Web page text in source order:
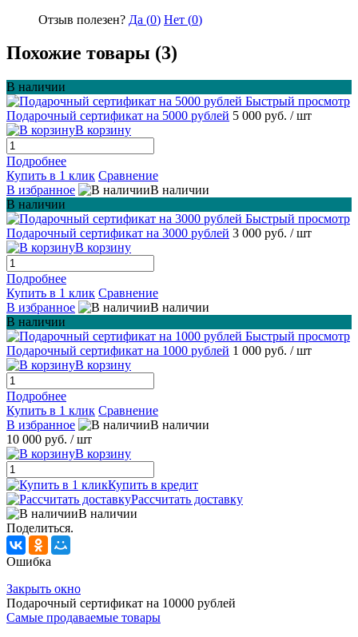
Отзыв полезен? Да (0) Нет (0)
Похожие товары (3)
В наличии
Быстрый просмотр
Подарочный сертификат на 5000 рублей 5 000 руб. / шт
В корзину
Подробнее
Купить в 1 клик Сравнение
В избранное
В наличии
В наличии
Быстрый просмотр
Подарочный сертификат на 3000 рублей 3 000 руб. / шт
В корзину
Подробнее
Купить в 1 клик Сравнение
В избранное
В наличии
В наличии
Быстрый просмотр
Подарочный сертификат на 1000 рублей 1 000 руб. / шт
В корзину
Подробнее
Купить в 1 клик Сравнение
В избранное
В наличии
10 000 руб. / шт
В корзину
Купить в кредит
Рассчитать доставку
В наличии
Поделиться.
Ошибка
Закрыть окно
Подарочный сертификат на 10000 рублей
Самые продаваемые товары